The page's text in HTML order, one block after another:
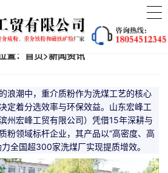
置： 首页>新闻资讯
浪潮中，重介质粉作为洗煤工艺的核心
定着分选效率与环保效益。山东宏峰工
州宏峰工贸有限公司）凭借15年深耕与
粉领域标杆企业，其产品以“高密度、高
全国超300家洗煤厂实现提质增效。